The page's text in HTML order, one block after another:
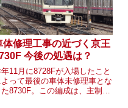
体修理工事の近づく京王
今後の処遇は？
11月に8728Fが入場したこと
よって最後の車体未修理車とな
た8730F。この編成は、主制御